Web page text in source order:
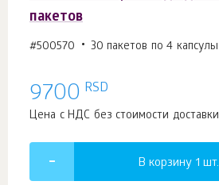
пакетов
#500570 30 пакетов по 4
9700 RSD
Цена с НДС без стоимости доставки
В корзину 1 шт.